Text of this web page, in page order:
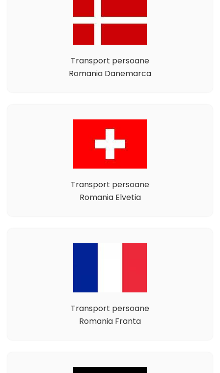
Transport persoane
Romania Danemarca
Transport persoane
Romania Elvetia
Transport persoane
Romania Franta